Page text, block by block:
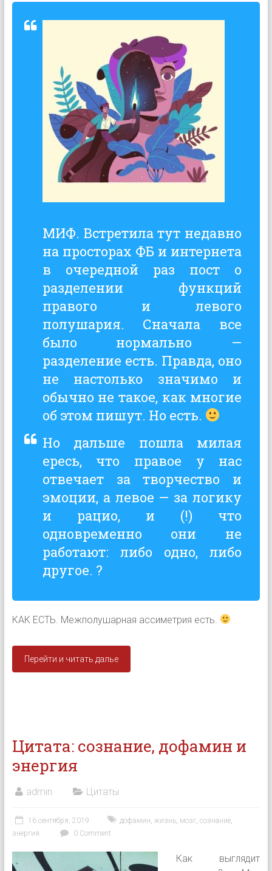
МИФ. Встретила тут недавно
на просторах ФБ и интернета
в очередной раз пост о
разделении функций
правого и левого
полушария. Сначала все
было нормально —
разделение есть. Правда, оно
не настолько значимо и
обычно не такое, как многие
об этом пишут. Но есть.
Но дальше пошла милая
ересь, что правое у нас
отвечает за творчество и
эмоции, а левое — за логику
и рацио, и (!) что
одновременно они не
работают: либо одно, либо
другое. ?
КАК ЕСТЬ. Межполушарная ассиметрия есть.
Перейти и читать далье
Цитата: сознание, дофамин и
энергия
admin Цитаты
16 сентября, 2019 дофамин жизнь, мозг, сознание,
энергия
0 Comment
Как выглядит